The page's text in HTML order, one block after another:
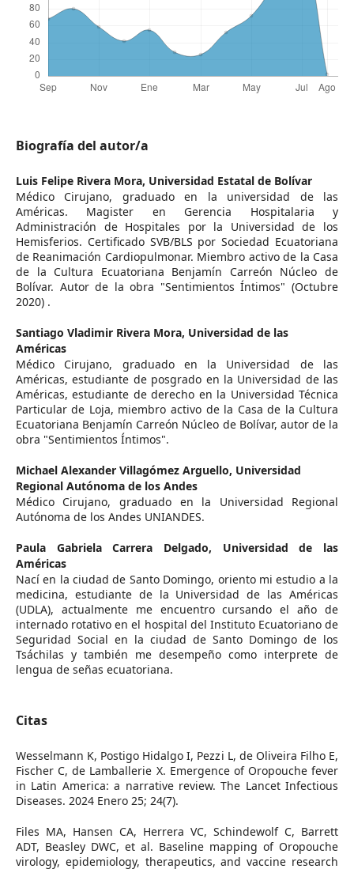
Biografía del autor/a
Luis Felipe Rivera Mora, Universidad Estatal de Bolívar
Médico Cirujano, graduado en la universidad de las
Américas. Magister en Gerencia Hospitalaria y
Administración de Hospitales por la Universidad de los
Hemisferios. Certificado SVB/BLS por Sociedad Ecuatoriana
de Reanimación Cardiopulmonar. Miembro activo de la Casa
de la Cultura Ecuatoriana Benjamín Carreón Núcleo de
Bolívar. Autor de la obra "Sentimientos Íntimos" (Octubre
2020) .
Santiago Vladimir Rivera Mora, Universidad de las
Américas
Médico Cirujano, graduado en la Universidad de las
Américas, estudiante de posgrado en la Universidad de las
Américas, estudiante de derecho en la Universidad Técnica
Particular de Loja, miembro activo de la Casa de la Cultura
Ecuatoriana Benjamín Carreón Núcleo de Bolívar, autor de la
obra "Sentimientos Íntimos".
Michael Alexander Villagómez Arguello, Universidad
Regional Autónoma de los Andes
Médico Cirujano, graduado en la Universidad Regional
Autónoma de los Andes UNIANDES.
Paula Gabriela Carrera Delgado, Universidad de las
Américas
Nací en la ciudad de Santo Domingo, oriento mi estudio a la
medicina, estudiante de la Universidad de las Américas
(UDLA), actualmente me encuentro cursando el año de
internado rotativo en el hospital del Instituto Ecuatoriano de
Seguridad Social en la ciudad de Santo Domingo de los
Tsáchilas y también me desempeño como interprete de
lengua de señas ecuatoriana.
Citas
Wesselmann K, Postigo Hidalgo I, Pezzi L, de Oliveira Filho E,
Fischer C, de Lamballerie X. Emergence of Oropouche fever
in Latin America: a narrative review. The Lancet Infectious
Diseases. 2024 Enero 25; 24(7).
Files MA, Hansen CA, Herrera VC, Schindewolf C, Barrett
ADT, Beasley DWC, et al. Baseline mapping of Oropouche
virology, epidemiology, therapeutics, and vaccine research